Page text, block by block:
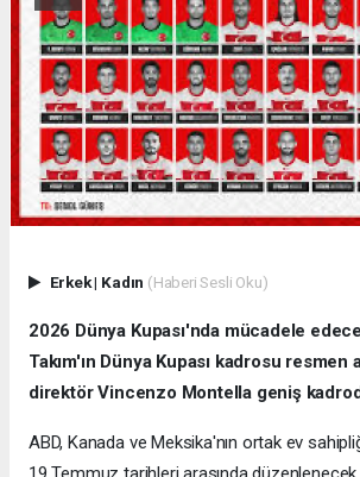
Erkek| Kadın (Haberi Sesli Oku)
2026 Dünya Kupası'nda mücadele
Takım'ın Dünya Kupası kadrosu resmen
direktör Vincenzo Montella geniş
ABD, Kanada ve Meksika'nın ortak ev